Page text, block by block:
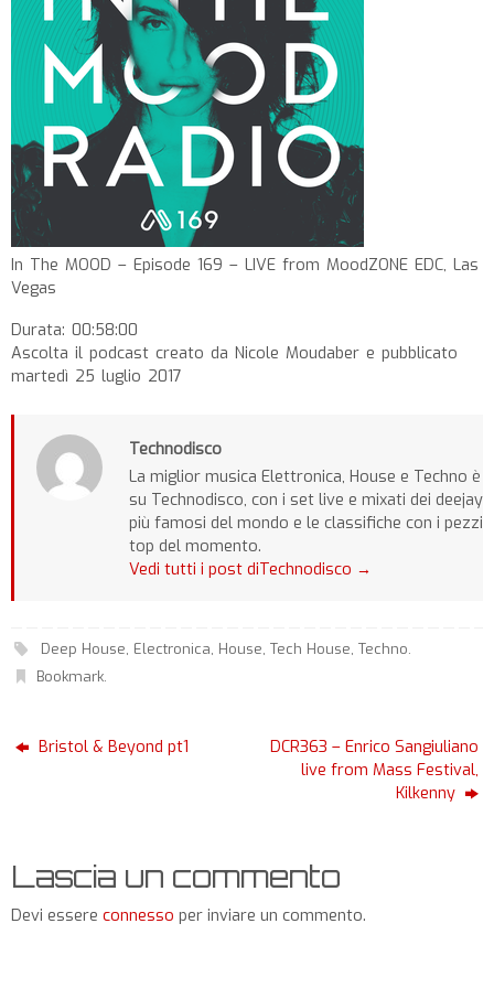
In The MOOD – Episode 169 – LIVE from MoodZONE EDC, Las
Vegas
Durata: 00:58:00
Ascolta il podcast creato da Nicole Moudaber e pubblicato
martedì 25 luglio 2017
Technodisco
La miglior musica Elettronica, House e Techno è
su Technodisco, con i set live e mixati dei deejay
più famosi del mondo e le classifiche con i pezzi
top del momento.
Vedi tutti i post diTechnodisco →
Deep House, Electronica, House, Tech House, Techno.
Bookmark.
Bristol & Beyond pt1
DCR363 – Enrico Sangiuliano
live from Mass Festival,
Kilkenny
Lascia un commento
Devi essere connesso per inviare un commento.